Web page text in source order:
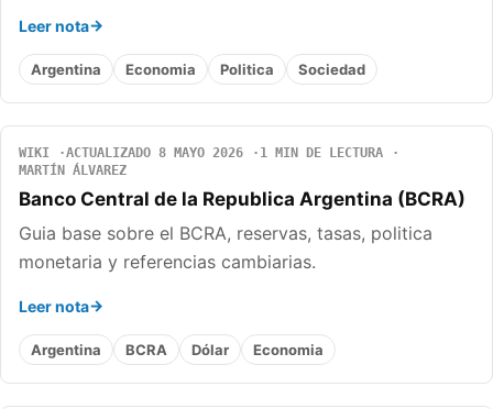
Leer nota
Argentina Economia Politica Sociedad
WIKI ACTUALIZADO 8 MAYO 2026
1 MIN DE LECTURA
MARTÍN ÁLVAREZ
Banco Central de la Republica Argentina (BCRA)
Guia base sobre el BCRA, reservas, tasas, politica
monetaria y referencias cambiarias.
Leer nota
Argentina BCRA Dólar Economia